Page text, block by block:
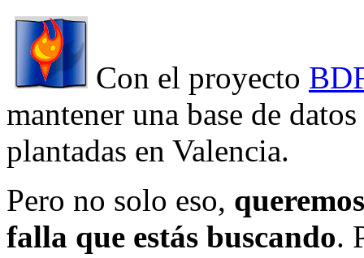
Con el proyecto
mantener una base de
plantadas en Valencia.
Pero no solo eso,
falla que estás buscando.